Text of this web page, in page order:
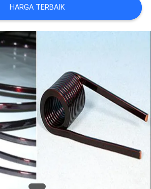
HARGA TERBAIK